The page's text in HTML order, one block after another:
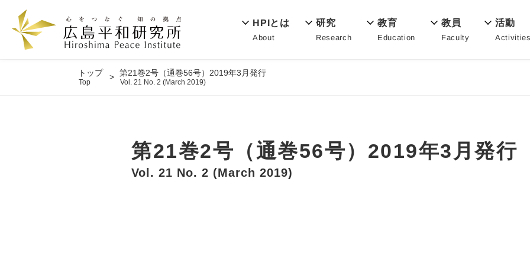
HPIとは
About
研究
Research
教育
Education
教員
Faculty
活動
トップ
Top
第21巻2号（通巻56号）2019年3月発行
Vol. 21 No. 2 (March 2019)
第21巻2号（通巻56号）2019年3月発行
Vol. 21 No. 2 (March 2019)